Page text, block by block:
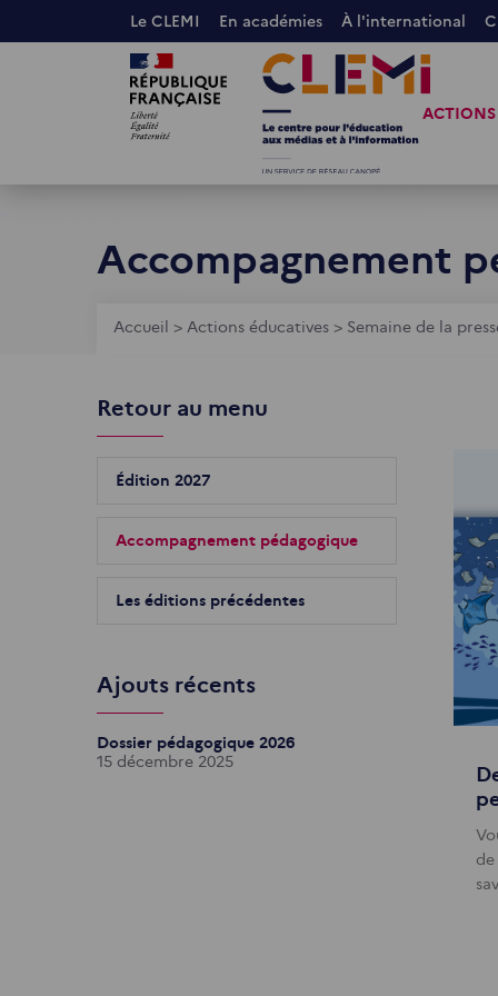
au
Le CLEMI En académies À l'international
Images Images
ACTIONS
Accompagnement
Fil
Accueil > Actions éducatives > Semaine de la
Retour au menu
Édition 2027
Accompagnement pédagogique
Les éditions précédentes
Ajouts récents
Dossier pédagogique 2026
15 décembre 2025